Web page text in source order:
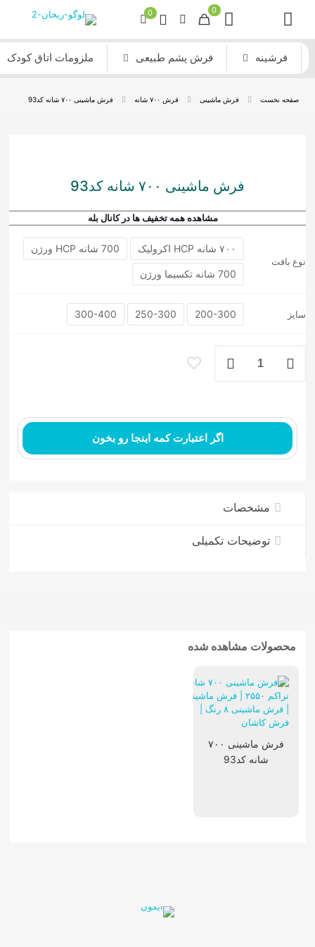
0
0
فرشینه فرش پشم طبیعی ملزومات اتاق کودک
صفحه نخست فرش ماشینی فرش ۷۰۰ شانه فرش ماشینی ۷۰۰ شانه کد93
فرش ماشینی ۷۰۰ شانه کد93
مشاهده همه تخفیف ها در کانال بله
نوع بافت
۷۰۰ شانه HCP اکرولیک 700 شانه HCP ورژن
700 شانه تکسیما ورژن
سایز 200-300
250-300
300-400
عدد
اگر اعتبارت کمه اینجا رو بخون
مشخصات
توضیحات تکمیلی
محصولات مشاهده شده
فرش ماشینی ۷۰۰
شانه کد93